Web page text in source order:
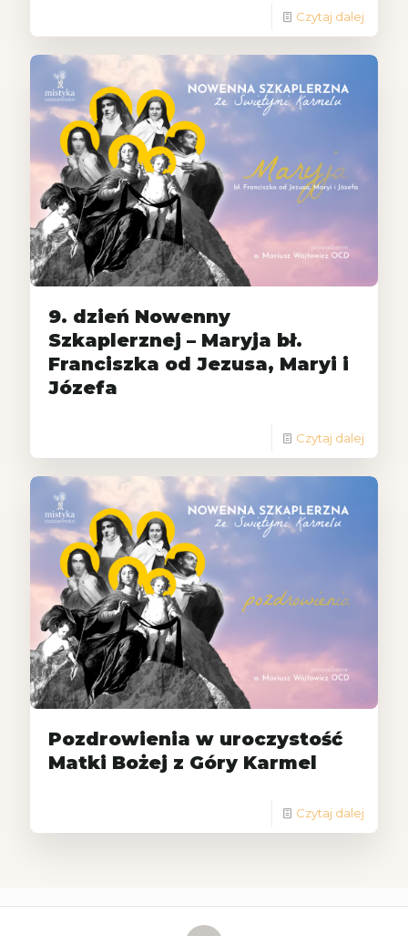
Czytaj dalej
9. dzień Nowenny
Szkaplerznej – Maryja bł.
Franciszka od Jezusa, Maryi i
Józefa
Czytaj dalej
Pozdrowienia w uroczystość
Matki Bożej z Góry Karmel
Czytaj dalej